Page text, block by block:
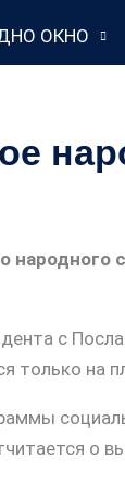
ОКНО
народного
с
только на
о